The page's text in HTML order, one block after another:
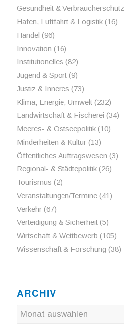
Gesundheit & Verbraucherschutz
Hafen, Luftfahrt & Logistik(16)
Handel (96)
Innovation (16)
Institutionelles (82)
Jugend & Sport(9)
Justiz & Inneres (73)
Klima, Energie, Umwelt(232)
Landwirtschaft & Fischerei (34)
Meeres- & Ostseepolitik(10)
Minderheiten & Kultur(13)
Öffentliches Auftragswesen (3)
Regional- & Städtepolitik(26)
Tourismus (2)
Veranstaltungen/Termine(41)
Verkehr(67)
Verteidigung & Sicherheit(5)
Wirtschaft & Wettbewerb (105)
Wissenschaft & Forschung (38)
ARCHIV